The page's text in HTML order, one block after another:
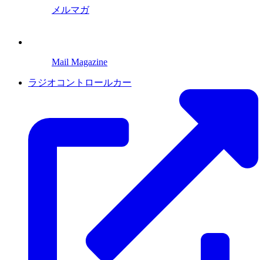
メルマガ
Mail Magazine
ラジオコントロールカー